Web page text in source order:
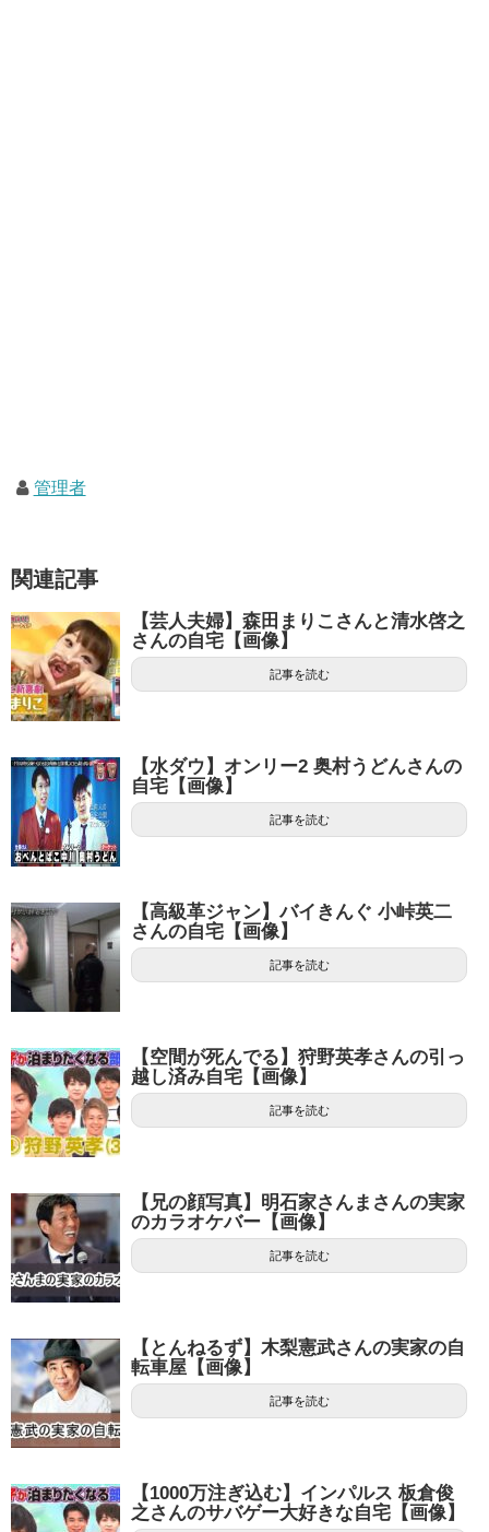
管理者
関連記事
【芸人夫婦】森田まりこさんと清水啓之
さんの自宅【画像】
記事を読む
【水ダウ】オンリー2 奥村うどんさんの
自宅【画像】
記事を読む
【高級革ジャン】バイきんぐ 小峠英二
さんの自宅【画像】
記事を読む
【空間が死んでる】狩野英孝さんの引っ
越し済み自宅【画像】
記事を読む
【兄の顔写真】明石家さんまさんの実家
のカラオケバー【画像】
記事を読む
【とんねるず】木梨憲武さんの実家の自
転車屋【画像】
記事を読む
【1000万注ぎ込む】インパルス 板倉俊
之さんのサバゲー大好きな自宅【画像】